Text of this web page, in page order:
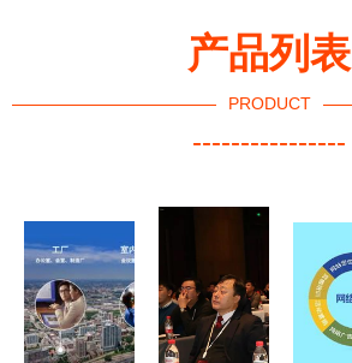
产品列表
PRODUCT
----------------